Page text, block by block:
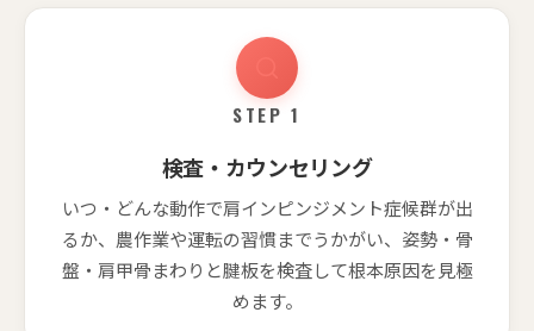
STEP 1
検査・カウンセリング
いつ・どんな動作で肩インピンジメント症候群が出
るか、農作業や運転の習慣までうかがい、姿勢・骨
盤・肩甲骨まわりと腱板を検査して根本原因を見極
めます。